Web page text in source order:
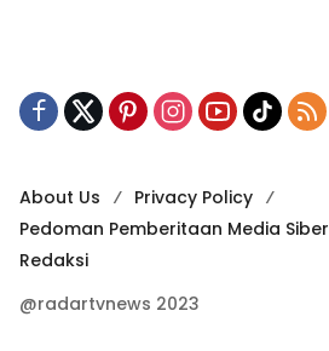
About Us
Privacy Policy
Pedoman Pemberitaan Media Siber
Redaksi
@radartvnews 2023